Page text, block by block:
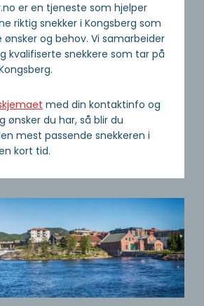
er en tjeneste som hjelper
riktig snekker i Kongsberg som
ønsker og behov. Vi samarbeider
kvalifiserte snekkere som tar på
med din kontaktinfo og
ønsker du har, så blir du
mest passende snekkeren i
kort tid.